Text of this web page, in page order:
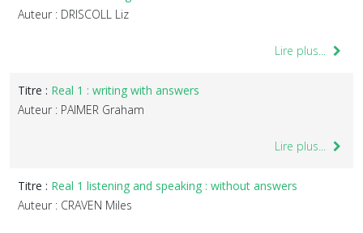
Auteur : DRISCOLL Liz
Lire plus...
Titre : Real 1 : writing with answers
Auteur : PAIMER Graham
Lire plus...
Titre : Real 1 listening and speaking : without answers
Auteur : CRAVEN Miles